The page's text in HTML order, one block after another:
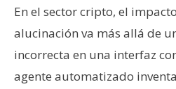
En el sector cripto, el
alucinación va más allá de
incorrecta en una interfaz
agente automatizado